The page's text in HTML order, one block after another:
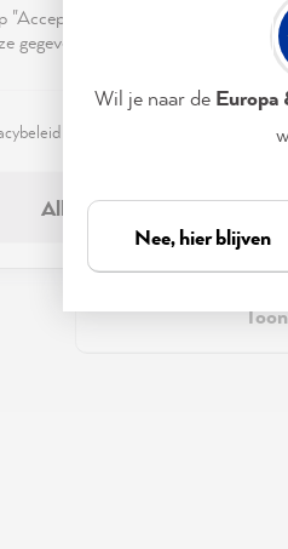
1 month ago
"Accepteren & sluiten" te klikken,
gegevensverwerking.
Alleen noodzakelijk
Wil je naar de Europa
Nee, hier blijven